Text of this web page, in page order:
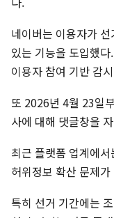
네이버는 이용자가
있는 기능을 도입했
이용자 참여 기반 감
또 2026년 4월 23일
사에 대해 댓글창을
최근 플랫폼 업계에
허위정보 확산 문제
특히 선거 기간에는